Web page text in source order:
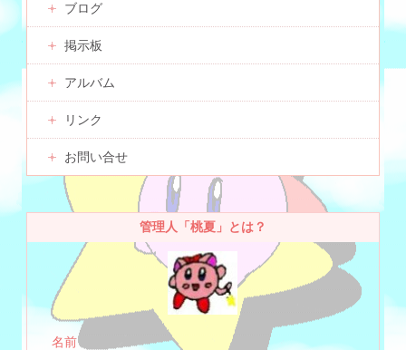
ブログ
掲示板
アルバム
リンク
お問い合せ
管理人「桃夏」とは？
名前